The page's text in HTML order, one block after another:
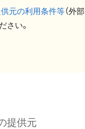
元の利用条件等（外
さい。
提供元